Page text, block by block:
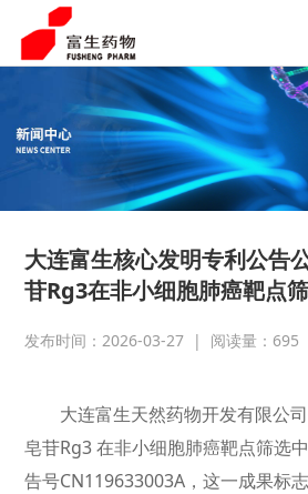
大连富生核心发明专利公
苷Rg3在非小细胞肺癌靶点
发布时间：2026-03-27 | 阅读量： 695
大连富生天然药物开发有限公
皂苷Rg3 在非小细胞肺癌靶点筛选
告号CN119633003A，这一成果标